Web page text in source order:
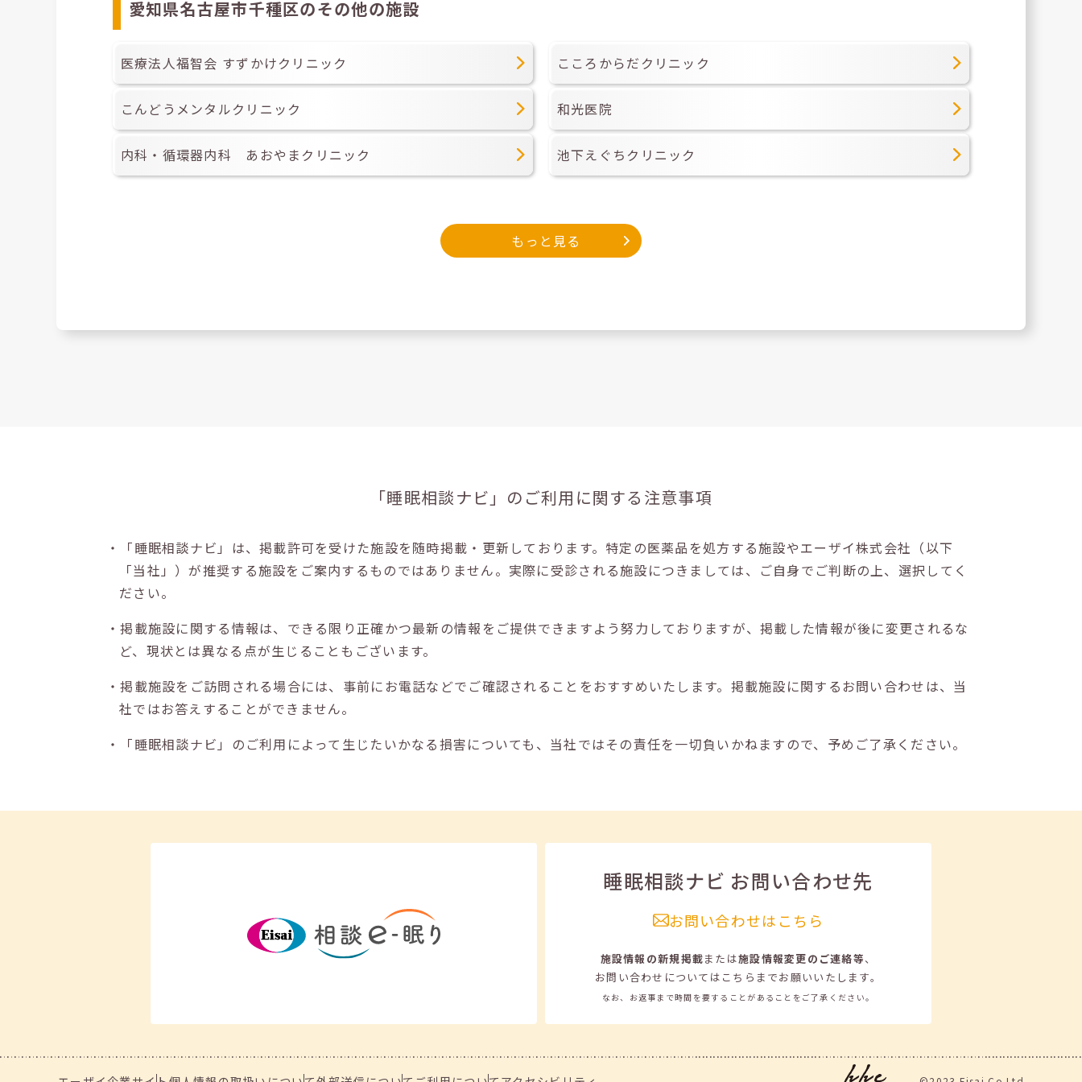
愛知県名古屋市千種区のその他の施設
医療法人福智会 すずかけクリニック こころからだクリニック
こんどうメンタルクリニック 和光医院
内科・循環器内科 あおやまクリニック 池下えぐちクリニック
もっと見る
「睡眠相談ナビ」の ご利用に関する注意事項
・「睡眠相談ナビ」は、掲載許可を受けた施設を随時掲載・更新しております。特定の医薬品を処方する施設やエーザイ株式会社（以下
「当社」）が推奨する施設をご案内するものではありません。実際に受診される施設につきましては、ご自身でご判断の上、選択してく
ださい。
・掲載施設に関する情報は、できる限り正確かつ最新の情報をご提供できますよう努力しておりますが、掲載した情報が後に変更されるな
ど、現状とは異なる点が生じることもございます。
・掲載施設をご訪問される場合には、事前にお電話などでご確認されることをおすすめいたします。掲載施設に関するお問い合わせは、当
社ではお答えすることができません。
・「睡眠相談ナビ」のご利用によって生じたいかなる損害についても、当社ではその責任を一切負いかねますので、予めご了承ください。
睡眠相談ナビ お問い合わせ先
お問い合わせはこちら
施設情報の新規掲載または施設情報変更のご連絡等、
お問い合わせについてはこちらまでお願いいたします。
なお、お返事まで時間を要することがあることをご了承ください。